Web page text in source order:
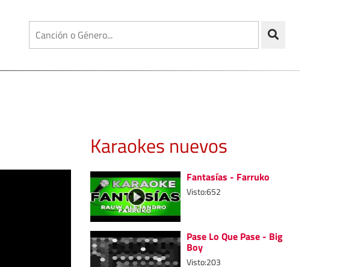
Karaokes nuevos
Fantasías - Farruko
Visto:652
Pase Lo Que Pase - Big
Boy
Visto:203